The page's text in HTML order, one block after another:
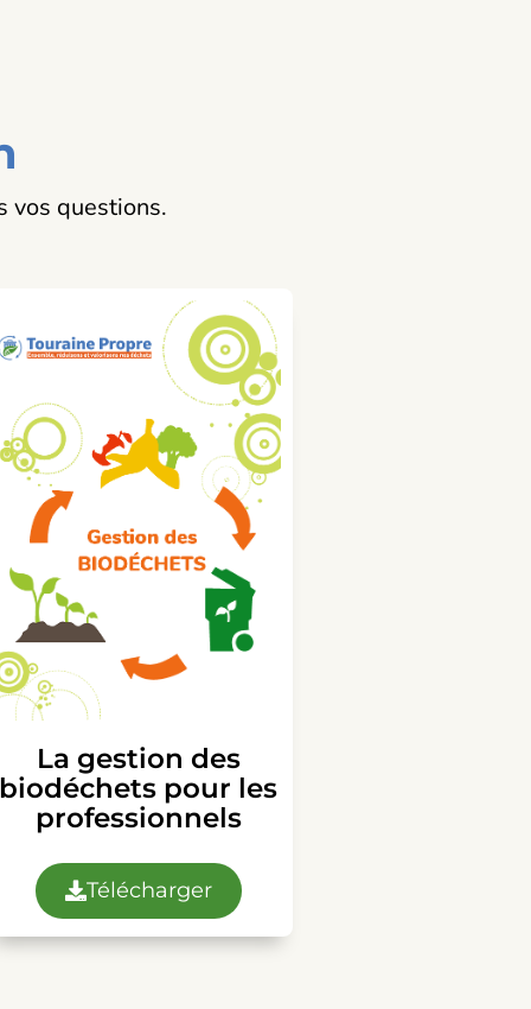
vos questions.
La gestion des
biodéchets pour les
professionnels
Télécharger